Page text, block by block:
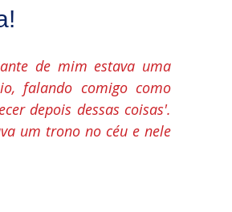
falando comigo como
depois dessas coisas'.
um trono no céu e nele